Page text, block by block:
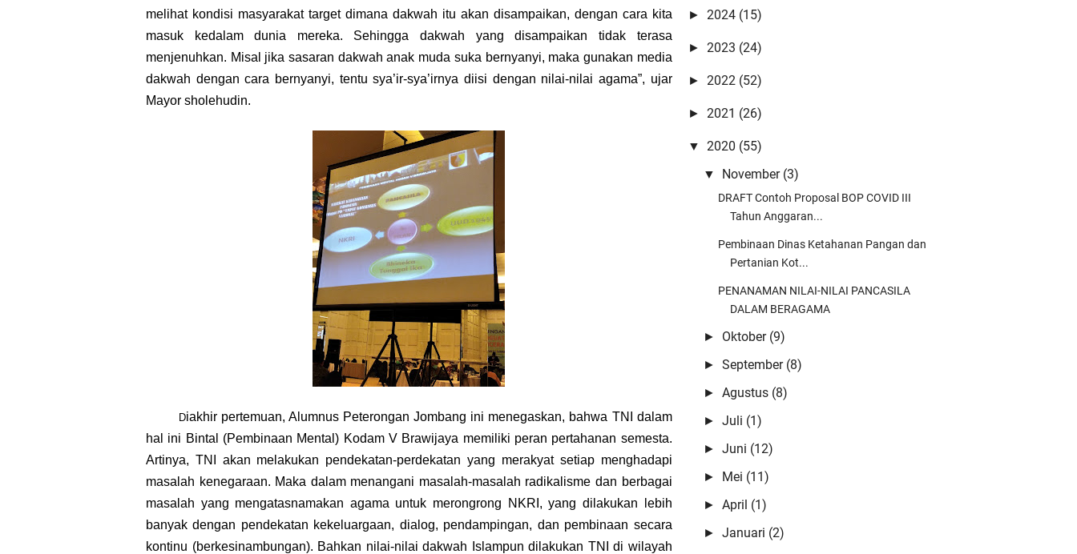
melihat kondisi masyarakat target dimana dakwah itu akan disampaikan, dengan cara kita
masuk kedalam dunia mereka. Sehingga dakwah yang disampaikan tidak terasa
menjenuhkan. Misal jika sasaran dakwah anak muda suka bernyanyi, maka gunakan media
dakwah dengan cara bernyanyi, tentu sya’ir-sya’irnya diisi dengan nilai-nilai agama”, ujar
Mayor sholehudin.
Diakhir pertemuan, Alumnus Peterongan Jombang ini menegaskan, bahwa TNI dalam
hal ini Bintal (Pembinaan Mental) Kodam V Brawijaya memiliki peran pertahanan semesta.
Artinya, TNI akan melakukan pendekatan-perdekatan yang merakyat setiap menghadapi
masalah kenegaraan. Maka dalam menangani masalah-masalah radikalisme dan berbagai
masalah yang mengatasnamakan agama untuk merongrong NKRI, yang dilakukan lebih
banyak dengan pendekatan kekeluargaan, dialog, pendampingan, dan pembinaan secara
kontinu (berkesinambungan). Bahkan nilai-nilai dakwah Islampun dilakukan TNI di wilayah
Maqomnya sudah tingkat cinta ustadz 😊
Anonymous
bagi yang ayah bundanya sudah tiada, nisan
Admin
Pangestune kang...mugi-mugi istiqomah
kang..
Admin
Amiiin Yaa Robbal 'Alamiin mugi-mugi kito
sedanten saget nderek beliau-belia …
Mbah Blankon
Semoga masih banyak ulama2 santun yg
menga …
Zaelani Yusuf
Super kang
►2024 (15)
►2023 (24)
►2022 (52)
►2021 (26)
▼ 2020 (55)
▼ November (3)
DRAFT Contoh Proposal BOP COVID III
Tahun Anggaran...
Pembinaan Dinas Ketahanan Pangan dan
Pertanian Kot...
PENANAMAN NILAI-NILAI PANCASILA
DALAM BERAGAMA
► Oktober (9)
►September (8)
►Agustus (8)
►Juli (1)
►Juni (12)
► Mei (11)
►April (1)
►Januari (2)